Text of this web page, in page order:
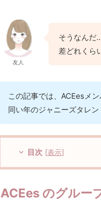
友人
そうなんだ
差どれくら
この記事では、ACEesメ
同い年のジャニーズタレン
目次 [表示]
ACEes のグルー